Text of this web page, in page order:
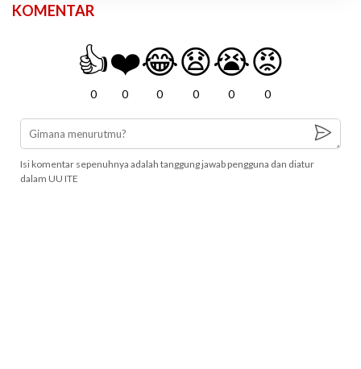
KOMENTAR
👍
0
❤️
0
😂
0
😧
0
😭
0
😡
0
Isi komentar sepenuhnya adalah tanggung jawab pengguna dan diatur
dalam UU ITE